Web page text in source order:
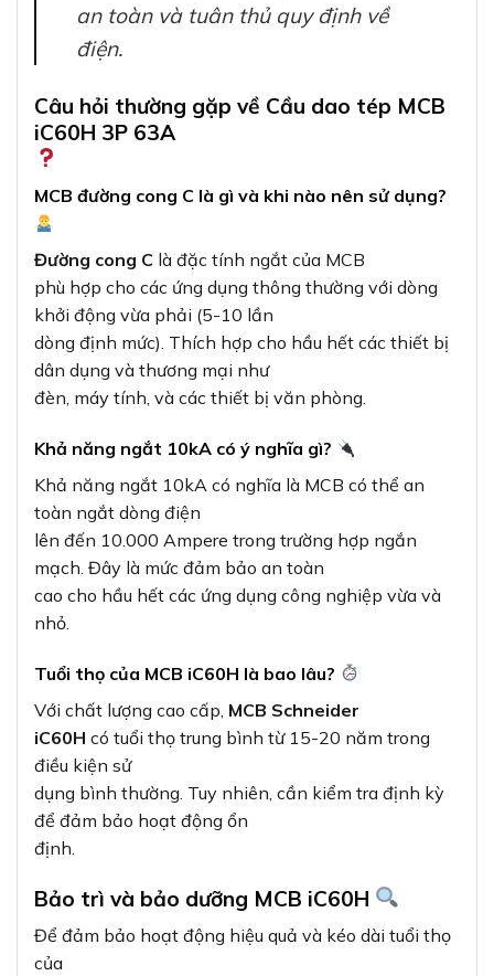
an toàn và tuân thủ quy định về
điện.
Câu hỏi thường gặp về Cầu dao tép MCB
iC60H 3P 63A
MCB đường cong C là gì và khi nào nên sử dụng?
Đường cong C là đặc tính ngắt của MCB
phù hợp cho các ứng dụng thông thường với dòng
khởi động vừa phải (5-10 lần
dòng định mức). Thích hợp cho hầu hết các thiết bị
dân dụng và thương mại như
đèn, máy tính, và các thiết bị văn phòng.
Khả năng ngắt 10kA có ý nghĩa gì?
Khả năng ngắt 10kA có nghĩa là MCB có thể an
toàn ngắt dòng điện
lên đến 10.000 Ampere trong trường hợp ngắn
mạch. Đây là mức đảm bảo an toàn
cao cho hầu hết các ứng dụng công nghiệp vừa và
nhỏ.
Tuổi thọ của MCB iC60H là bao lâu?
Với chất lượng cao cấp, MCB Schneider
iC60H có tuổi thọ trung bình từ 15-20 năm trong
điều kiện sử
dụng bình thường. Tuy nhiên, cần kiểm tra định kỳ
để đảm bảo hoạt động ổn
định.
Bảo trì và bảo dưỡng MCB iC60H
Để đảm bảo hoạt động hiệu quả và kéo dài tuổi thọ
của